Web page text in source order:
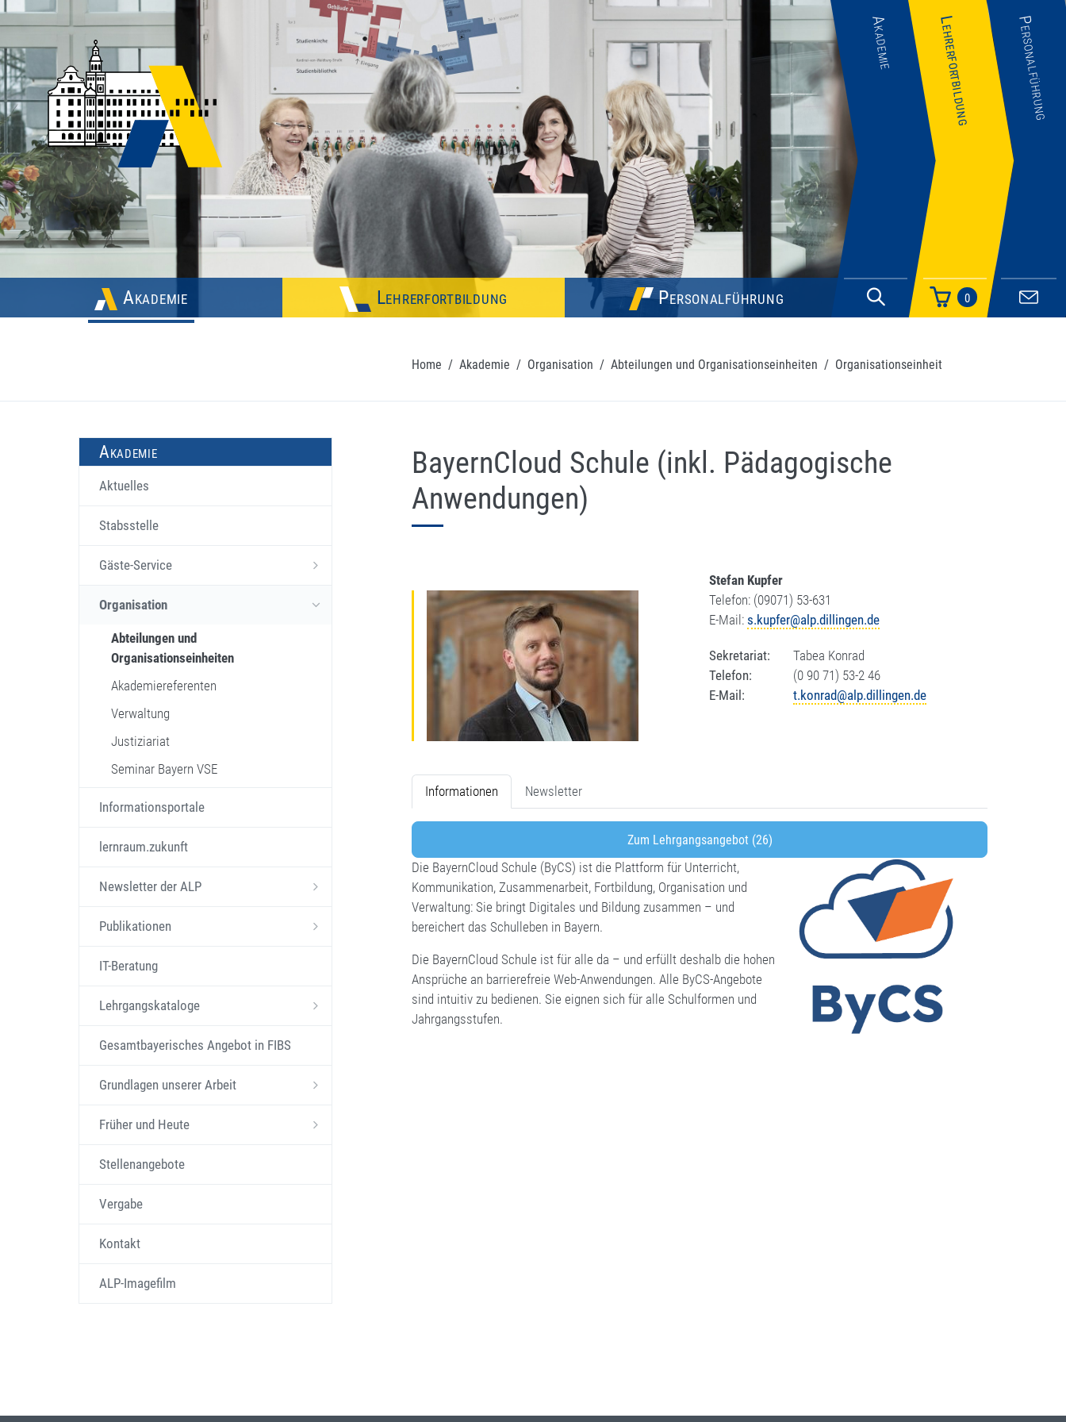
Akademie Lehrerfortbildung Personalführung 0
Akademie Lehrerfortbildung Personalführung
Home / Akademie / Organisation / Abteilungen und Organisationseinheiten / Organisationseinheit
Akademie
Aktuelles
Stabsstelle
Gäste-Service
Organisation
Abteilungen und
Organisationseinheiten
Akademiereferenten
Verwaltung
Justiziariat
Seminar Bayern VSE
Informationsportale
lernraum.zukunft
Newsletter der ALP
Publikationen
IT-Beratung
Lehrgangskataloge
Gesamtbayerisches Angebot in FIBS
Grundlagen unserer Arbeit
Früher und Heute
Stellenangebote
Vergabe
Kontakt
ALP-Imagefilm
BayernCloud Schule (inkl. Pädagogische
Anwendungen)
Stefan Kupfer
Telefon: (09071) 53-631
E-Mail: s.kupfer@alp.dillingen.de
Sekretariat:
Tabea Konrad
Telefon:
(0 90 71) 53-2 46
E-Mail:
t.konrad@alp.dillingen.de
Informationen Newsletter
Zum Lehrgangsangebot (26)
Die BayernCloud Schule (ByCS) ist die Plattform für Unterricht,
Kommunikation, Zusammenarbeit, Fortbildung, Organisation und
Verwaltung: Sie bringt Digitales und Bildung zusammen – und
bereichert das Schulleben in Bayern.
Die BayernCloud Schule ist für alle da – und erfüllt deshalb die hohen
Ansprüche an barrierefreie Web-Anwendungen. Alle ByCS-Angebote
sind intuitiv zu bedienen. Sie eignen sich für alle Schulformen und
Jahrgangsstufen.